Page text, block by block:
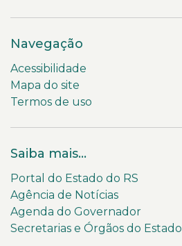
Navegação
Acessibilidade
Mapa do site
Termos de uso
Saiba mais...
Portal do Estado do RS
Agência de Notícias
Agenda do Governador
Secretarias e Órgãos do Estado